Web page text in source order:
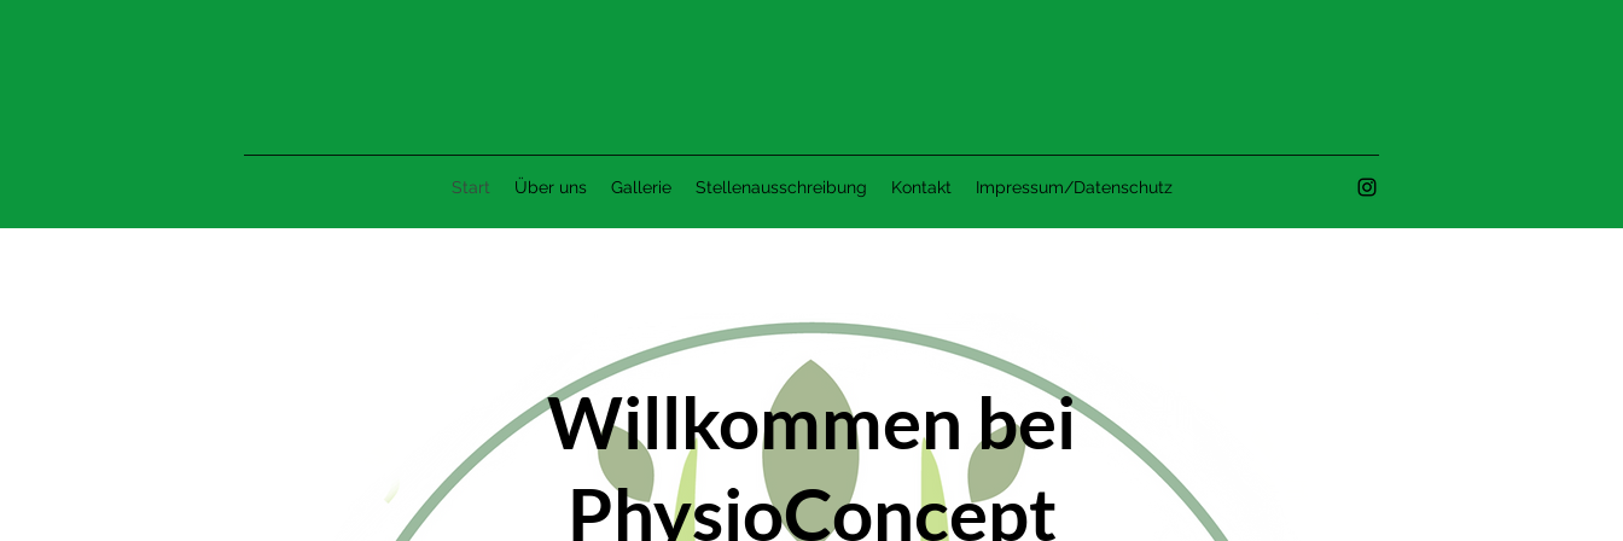
Start Über uns Gallerie Stellenausschreibung Kontakt Impressum/Datenschutz
Willkommen bei
PhysioConcept